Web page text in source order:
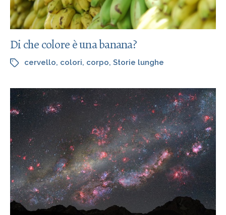
Di che colore è una banana?
cervello, colori, corpo, Storie lunghe